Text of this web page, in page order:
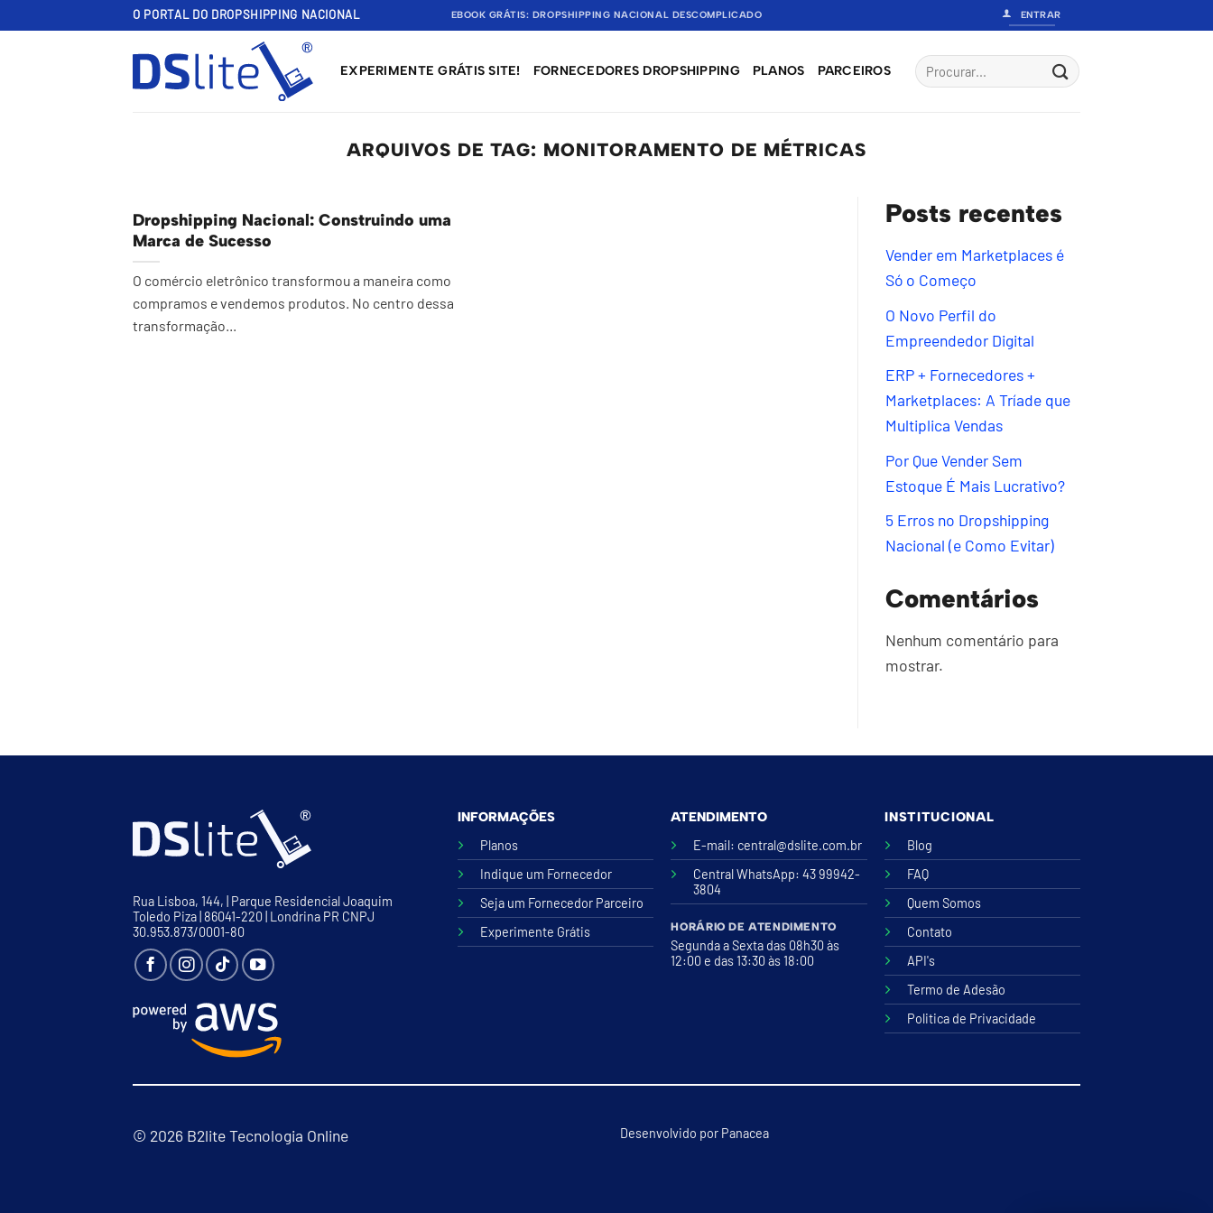
to
O PORTAL DO DROPSHIPPING NACIONAL EBOOK GRÁTIS: DROPSHIPPING NACIONAL DESCOMPLICADO ENTRAR
EXPERIMENTE GRÁTIS SITE! FORNECEDORES DROPSHIPPING PLANOS PARCEIROS
ARQUIVOS DE TAG: MONITORAMENTO DE MÉTRICAS
Dropshipping Nacional: Construindo uma
Marca de Sucesso
O comércio eletrônico transformou a maneira como
compramos e vendemos produtos. No centro dessa
transformação...
Posts recentes
Vender em Marketplaces é
Só o Começo
O Novo Perfil do
Empreendedor Digital
ERP + Fornecedores +
Marketplaces: A Tríade que
Multiplica Vendas
Por Que Vender Sem
Estoque É Mais Lucrativo?
5 Erros no Dropshipping
Nacional (e Como Evitar)
Comentários
Nenhum comentário para
mostrar.
Rua Lisboa, 144, | Parque Residencial Joaquim
Toledo Piza | 86041-220 | Londrina PR CNPJ
30.953.873/0001-80
INFORMAÇÕES
Planos
Indique um Fornecedor
Seja um Fornecedor Parceiro
Experimente Grátis
ATENDIMENTO
E-mail: central@dslite.com.br
Central WhatsApp: 43 99942-
3804
HORÁRIO DE ATENDIMENTO
Segunda a Sexta das 08h30 às
12:00 e das 13:30 às 18:00
INSTITUCIONAL
Blog
FAQ
Quem Somos
Contato
API's
Termo de Adesão
Politica de Privacidade
© 2026 B2lite Tecnologia Online Desenvolvido por Panacea